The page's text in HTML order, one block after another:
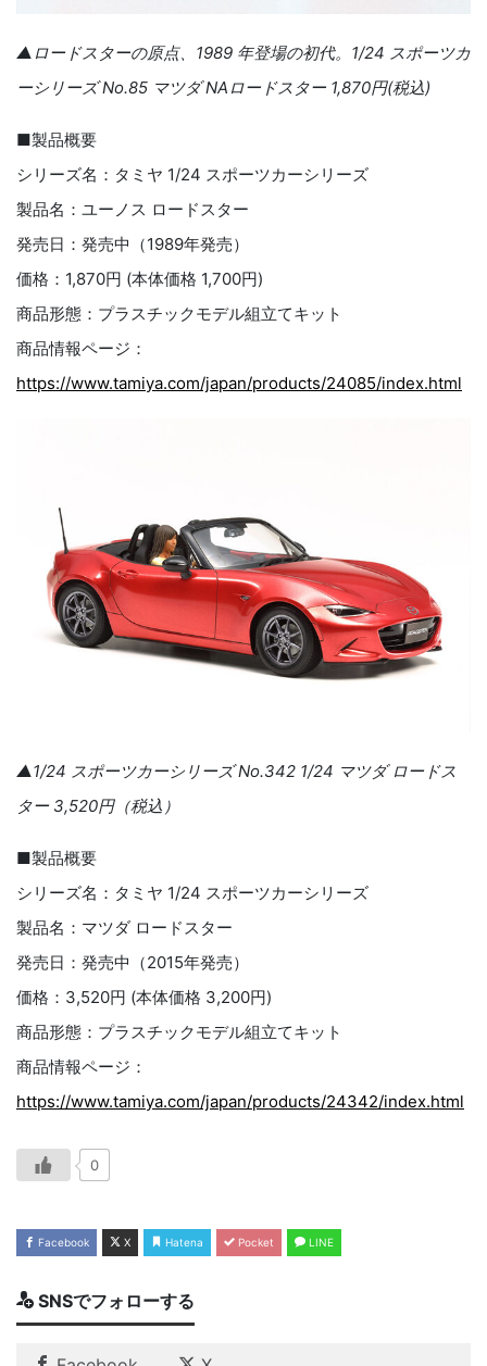
▲ロードスターの原点、1989 年登場の初代。1/24 スポーツカ
ーシリーズ No.85 マツダ NAロードスター 1,870円(税込)
■製品概要
シリーズ名：タミヤ 1/24 スポーツカーシリーズ
製品名：ユーノス ロードスター
発売日：発売中（1989年発売）
価格：1,870円 (本体価格 1,700円)
商品形態：プラスチックモデル組立てキット
商品情報ページ：
https://www.tamiya.com/japan/products/24085/index.html
▲1/24 スポーツカーシリーズ No.342 1/24 マツダ ロードス
ター 3,520円（税込）
■製品概要
シリーズ名：タミヤ 1/24 スポーツカーシリーズ
製品名：マツダ ロードスター
発売日：発売中（2015年発売）
価格：3,520円 (本体価格 3,200円)
商品形態：プラスチックモデル組立てキット
商品情報ページ：
https://www.tamiya.com/japan/products/24342/index.html
0
Facebook X Hatena Pocket LINE
SNSでフォローする